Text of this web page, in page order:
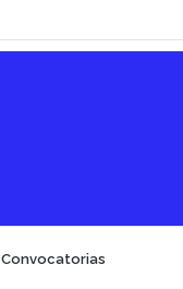
Convocatorias